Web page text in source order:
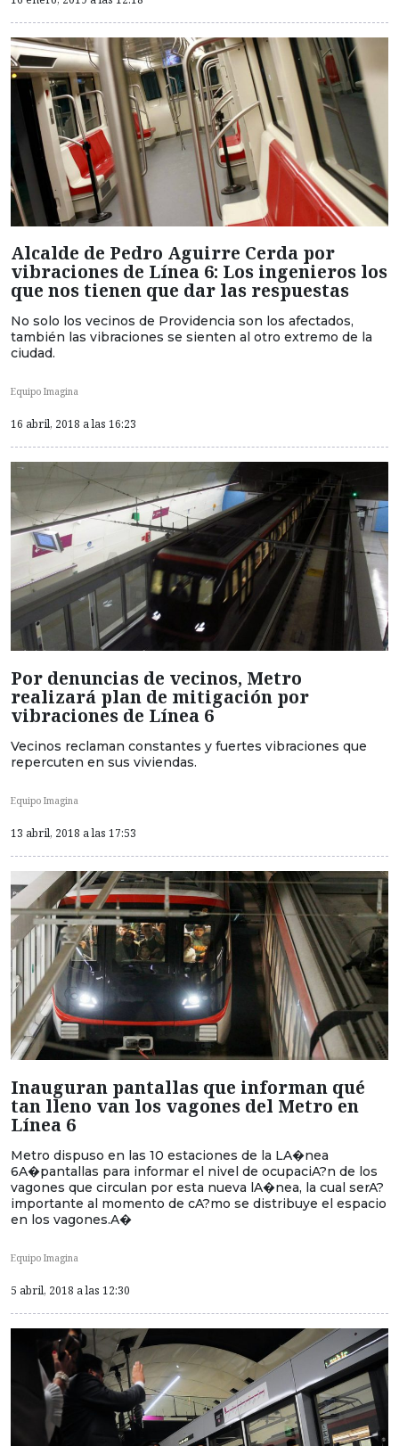
Alcalde de Pedro Aguirre Cerda por
vibraciones de Línea 6: Los ingenieros los
que nos tienen que dar las respuestas
No solo los vecinos de Providencia son los afectados,
también las vibraciones se sienten al otro extremo de la
ciudad.
Equipo Imagina
16 abril, 2018 a las 16:23
Por denuncias de vecinos, Metro
realizará plan de mitigación por
vibraciones de Línea 6
Vecinos reclaman constantes y fuertes vibraciones que
repercuten en sus viviendas.
Equipo Imagina
13 abril, 2018 a las 17:53
Inauguran pantallas que informan qué
tan lleno van los vagones del Metro en
Línea 6
Metro dispuso en las 10 estaciones de la LA�nea
6A�pantallas para informar el nivel de ocupaciA?n de los
vagones que circulan por esta nueva lA�nea, la cual serA?
importante al momento de cA?mo se distribuye el espacio
en los vagones.A�
Equipo Imagina
5 abril, 2018 a las 12:30